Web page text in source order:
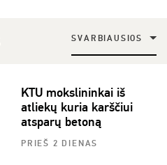
SVARBIAUSIOS
KTU mokslininkai iš
atliekų kuria karščiui
atsparų betoną
PRIEŠ 2 DIENAS